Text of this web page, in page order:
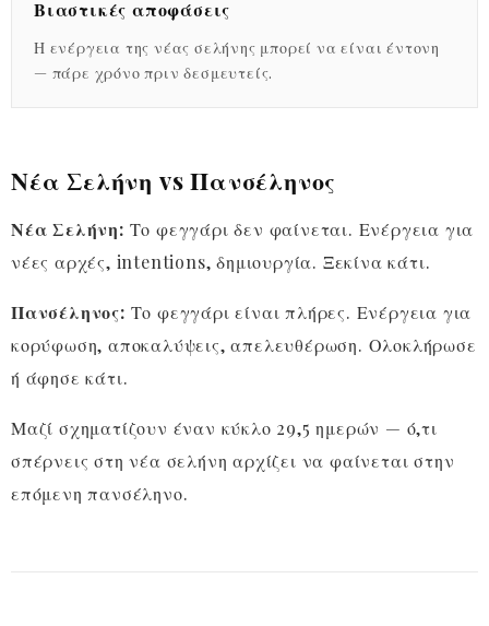
Βιαστικές αποφάσεις
Η ενέργεια της νέας σελήνης μπορεί να είναι έντονη
— πάρε χρόνο πριν δεσμευτείς.
Νέα Σελήνη vs Πανσέληνος
Νέα Σελήνη: Το φεγγάρι δεν φαίνεται. Ενέργεια για
νέες αρχές, intentions, δημιουργία. Ξεκίνα κάτι.
Πανσέληνος: Το φεγγάρι είναι πλήρες. Ενέργεια για
κορύφωση, αποκαλύψεις, απελευθέρωση. Ολοκλήρωσε
ή άφησε κάτι.
Μαζί σχηματίζουν έναν κύκλο 29,5 ημερών — ό,τι
σπέρνεις στη νέα σελήνη αρχίζει να φαίνεται στην
επόμενη πανσέληνο.